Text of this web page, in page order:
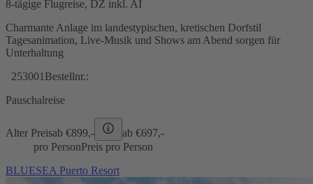
8-tägige Flugreise, DZ inkl. AI
Charmante Anlage im landestypischen, kretischen Dorfstil
Tagesanimation, Live-Musik und Shows am Abend sorgen für
Unterhaltung
253001 Bestellnr.:
Pauschalreise
Alter Preisab €899,- ab €697,-
pro PersonPreis pro Person
BLUESEA Puerto Resort